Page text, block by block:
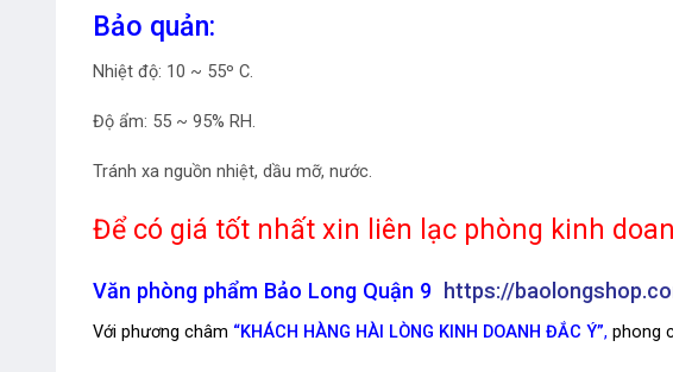
Bảo quản:
Nhiệt độ: 10 ~ 55º C.
Độ ẩm: 55 ~ 95% RH.
Tránh xa nguồn nhiệt, dầu mỡ, nước.
Để có giá tốt nhất xin liên lạc phòng kinh
Văn phòng phẩm Bảo Long Quận 9 https://
Với phương châm “KHÁCH HÀNG HÀI LÒNG KINH DOANH ĐẮC Ý”, phong